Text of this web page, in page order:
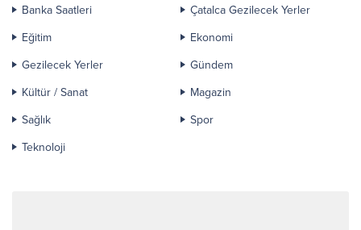
Banka Saatleri
Çatalca Gezilecek Yerler
Eğitim
Ekonomi
Gezilecek Yerler
Gündem
Kültür / Sanat
Magazin
Sağlık
Spor
Teknoloji